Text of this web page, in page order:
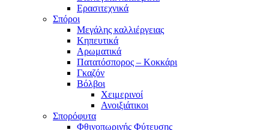
Ερασιτεχνικά
Σπόροι
Μεγάλης καλλιέργειας
Κηπευτικά
Αρωματικά
Πατατόσπορος – Κοκκάρι
Γκαζόν
Βόλβοι
Χειμερινοί
Ανοιξιάτικοι
Σπορόφυτα
Φθινοπωρινής Φύτευσης